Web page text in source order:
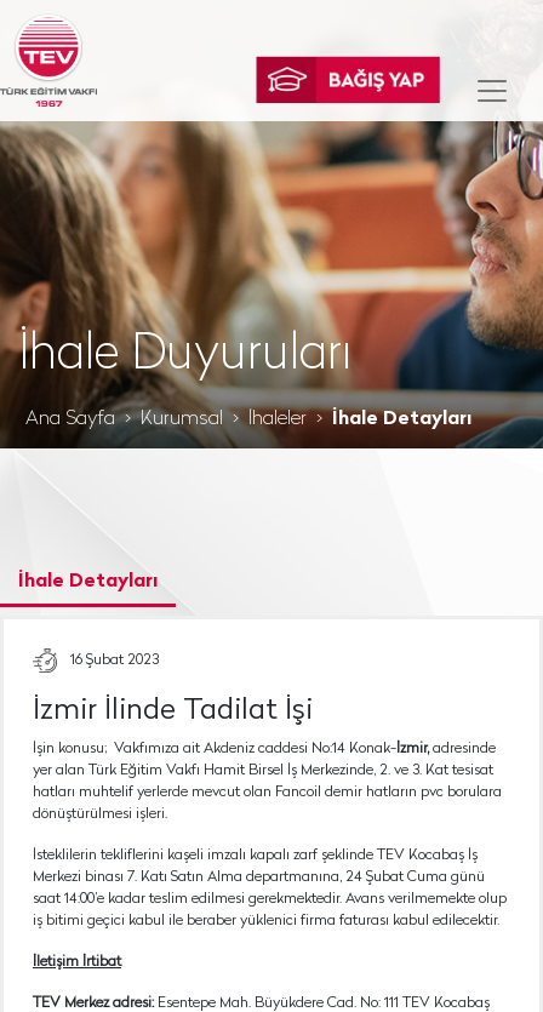
İhale Duyuruları
Ana Sayfa Kurumsal İhaleler İhale Detayları
İhale Detayları
16 Şubat 2023
İzmir İlinde Tadilat İşi
İşin konusu; Vakfımıza ait Akdeniz caddesi No:14 Konak- İzmir,adresinde
yer alan Türk Eğitim Vakfı Hamit Birsel İş Merkezinde, 2. ve 3. Kat tesisat
hatları muhtelif yerlerde mevcut olan Fancoil demir hatların pvc borulara
dönüştürülmesi işleri.
İsteklilerin tekliflerini kaşeli imzalı kapalı zarf şeklinde TEV Kocabaş İş
Merkezi binası 7. Katı Satın Alma departmanına, 24 Şubat Cuma günü
saat 14:00’e kadar teslim edilmesi gerekmektedir. Avans verilmemekte olup
iş bitimi geçici kabul ile beraber yüklenici firma faturası kabul edilecektir.
İletişim İrtibat
TEV Merkez adresi:Esentepe Mah. Büyükdere Cad. No: 111 TEV Kocabaş